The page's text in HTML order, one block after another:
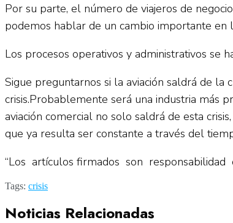
Por su parte, el número de viajeros de
podemos hablar de un cambio importante en
Los procesos operativos y administrativos se
Sigue preguntarnos si la aviación saldrá de
crisis.Probablemente será una industria más
aviación comercial no solo saldrá de esta
que ya resulta ser constante a través del
“Los artículos firmados son
Tags: crisis
Noticias Relacionadas